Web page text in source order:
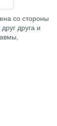
со стороны
друга и